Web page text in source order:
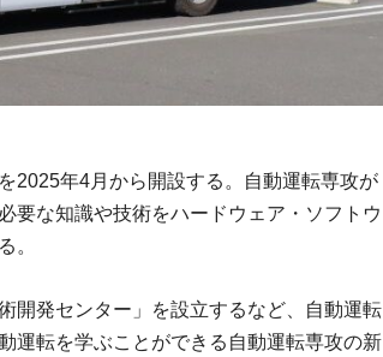
2025年4月から開設する。自動運転専攻が
要な知識や技術をハードウェア・ソフトウ
。
開発センター」を設立するなど、自動運転
運転を学ぶことができる自動運転専攻の新